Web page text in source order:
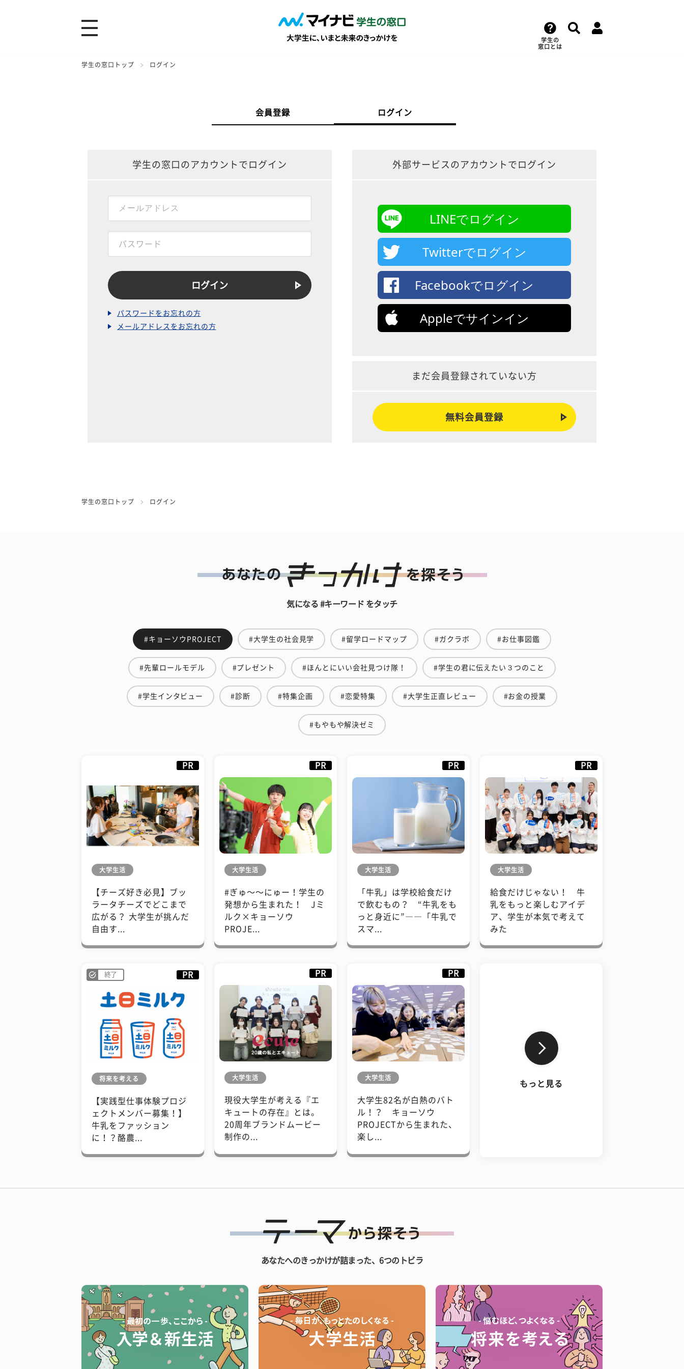
学生の
窓口とは
学生の窓口トップ ログイン
会員登録 ログイン
学生の窓口のアカウントでログイン
パスワードをお忘れの方
メールアドレスをお忘れの方
外部サービスのアカウントでログイン
LINEでログイン
Twitterでログイン
Facebookでログイン
Appleでサインイン
まだ会員登録されていない方
無料会員登録
学生の窓口トップ ログイン
気になる #キーワード をタッチ
#キョーソウPROJECT #大学生の社会見学 #留学ロードマップ #ガクラボ #お仕事図鑑
#先輩ロールモデル #プレゼント #ほんとにいい会社見つけ隊！ #学生の君に伝えたい３つのこと
#学生インタビュー #診断 #特集企画 #恋愛特集 #大学生正直レビュー #お金の授業
#もやもや解決ゼミ
PR
大学生活
【チーズ好き必見】ブッ
ラータチーズでどこまで
広がる？ 大学生が挑んだ
自由す...
PR
大学生活
#ぎゅ〜〜にゅー！学生の
発想から生まれた！ Jミ
ルク×キョーソウ
PROJE...
PR
大学生活
「牛乳」は学校給食だけ
で飲むもの？ “牛乳をも
っと身近に”――「牛乳で
スマ...
PR
大学生活
給食だけじゃない！ 牛
乳をもっと楽しむアイデ
ア、学生が本気で考えて
みた
終了 PR
将来を考える
【実践型仕事体験プロジ
ェクトメンバー募集！】
牛乳をファッション
に！？酪農...
PR
大学生活
現役大学生が考える『エ
キュートの存在』とは。
20周年ブランドムービー
制作の...
PR
大学生活
大学生82名が白熱のバト
ル！？ キョーソウ
PROJECTから生まれた、
楽し...
もっと見る
あなたへのきっかけが詰まった、6つのトビラ